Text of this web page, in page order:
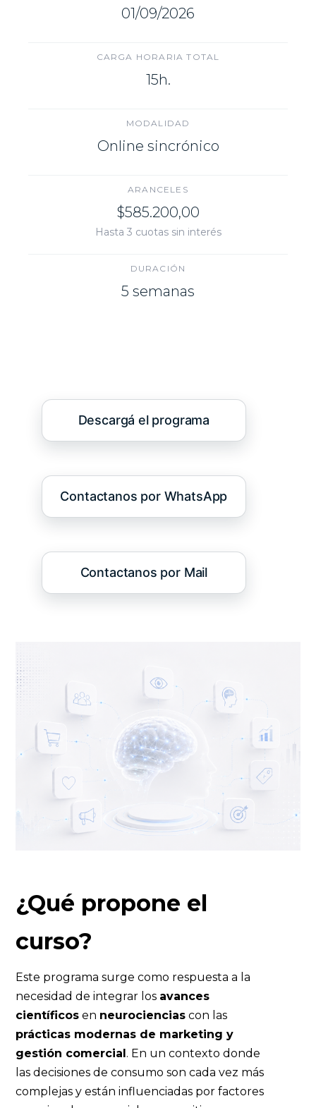
01/09/2026
CARGA HORARIA TOTAL
15h.
MODALIDAD
Online sincrónico
ARANCELES
$585.200,00
Hasta 3 cuotas sin interés
DURACIÓN
5 semanas
Descargá el programa
Contactanos por WhatsApp
Contactanos por Mail
¿Qué propone el
curso?
Este programa surge como respuesta a la
necesidad de integrar los avances
científicos en neurociencias con las
prácticas modernas de marketing y
gestión comercial. En un contexto donde
las decisiones de consumo son cada vez más
complejas y están influenciadas por factores